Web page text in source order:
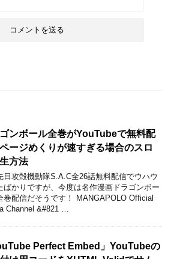
ゴンボール全巻がYouTubeで無料配
ージめくりが速すぎる場合のスロ
方法
日攻殻機動隊S.A.C全26話無料配信でウハウ
ばかりですが、今度は名作漫画ドラゴンボー
巻配信だそうです！ MANGAPOLO Official
Channel &#821 …
Perfect Embed」YouTubeの